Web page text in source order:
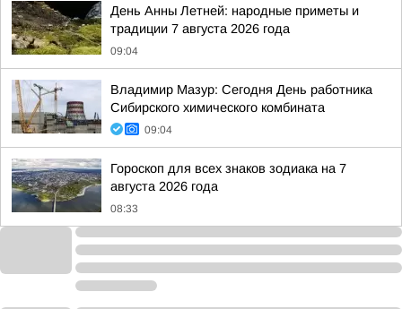
День Анны Летней: народные приметы и
традиции 7 августа 2026 года
09:04
Владимир Мазур: Сегодня День работника
Сибирского химического комбината
09:04
Гороскоп для всех знаков зодиака на 7
августа 2026 года
08:33